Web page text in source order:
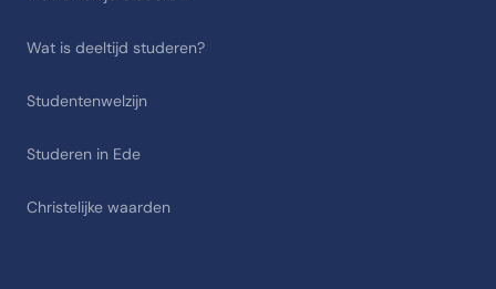
Wat is deeltijd studeren?
Studentenwelzijn
Studeren in Ede
Christelijke waarden